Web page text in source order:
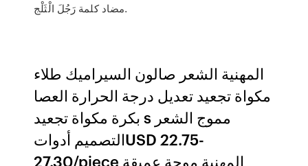
مضاد كلمة رَجُلَ الْثَلْج.
المهنية الشعر صالون السيراميك طلاء
مكواة تجعيد تعديل درجة الحرارة العصا
بكرة مكواة تجعيد s مموج الشعر
التصميم أدواتUSD 22.75-
27.30/piece المهنية موجة عميقة